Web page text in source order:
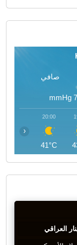
صافي
mmHg
20:00
41°C
‹